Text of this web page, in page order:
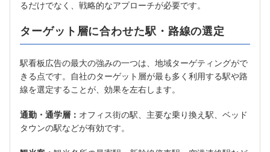
るだけでなく、戦略的なアプローチが必要です。
ターゲット層に合わせた駅・路線の選定
駅看板広告の最大の強みの一つは、地域ターゲティングがで
きる点です。自社のターゲット層が最も多く利用する駅や路
線を選定することが、効果を左右します。
通勤・通学層： オフィス街の駅、主要な乗り換え駅、ベッド
タウンの駅などが有効です。